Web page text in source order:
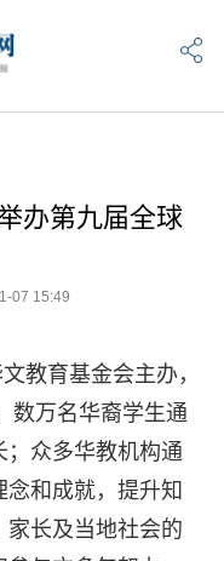
办第九届全球
07 15:49
教育基金会主办，
数万名华裔学生通
；众多华教机构通
和成就，提升知
家长及当地社会的